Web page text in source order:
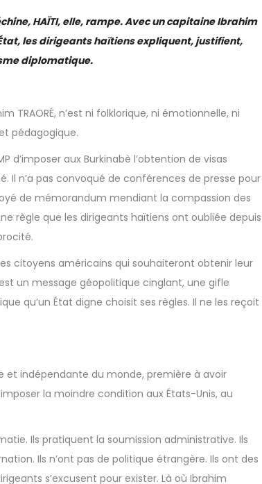
HAÏTI, elle, rampe. Avec un capitaine Ibrahim
les dirigeants haïtiens expliquent, justifient,
diplomatique.
TRAORÉ, n’est ni folklorique, ni émotionnelle, ni
pédagogique.
d’imposer aux Burkinabè l’obtention de visas
Il n’a pas convoqué de conférences de presse pour
de mémorandum mendiant la compassion des
règle que les dirigeants haïtiens ont oubliée depuis
citoyens américains qui souhaiteront obtenir leur
un message géopolitique cinglant, une gifle
qu’un État digne choisit ses règles. Il ne les reçoit
et indépendante du monde, première à avoir
la moindre condition aux États-Unis, au
Ils pratiquent la soumission administrative. Ils
Ils n’ont pas de politique étrangère. Ils ont des
s’excusent pour exister. Là où Ibrahim